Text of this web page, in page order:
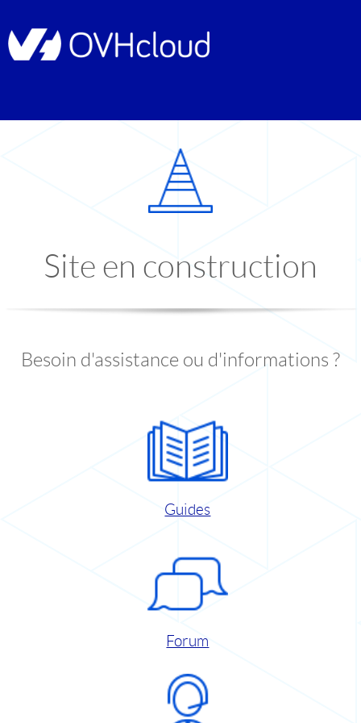
Site en construction
Besoin d'assistance ou d'informations ?
Guides
Forum